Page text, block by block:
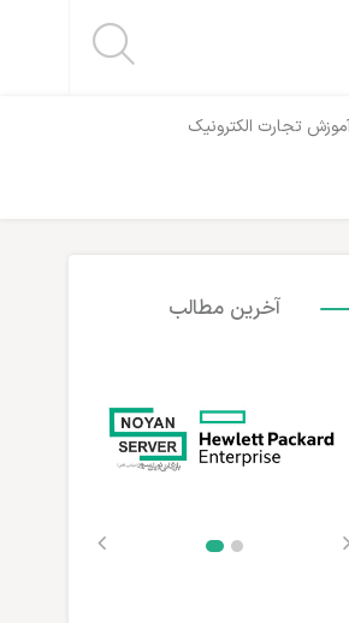
تجارت الکترونیک
آخرین مطالب